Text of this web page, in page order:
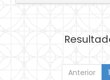
Anterior 1